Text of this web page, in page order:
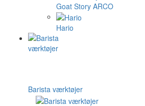
Goat Story ARCO
Hario
Barista værktøjer